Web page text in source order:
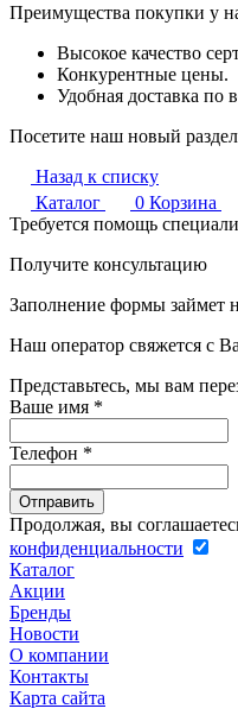
Преимущества покупки у
Высокое качество
Конкурентные цены.
Удобная доставка по
Посетите наш новый
Назад к списку
Каталог
0 Корзина
Требуется помощь
Получите консультацию
Заполнение формы займет
Наш оператор свяжется с
Представьтесь, мы вам
Ваше имя *
Телефон *
Продолжая, вы
конфиденциальности
Каталог
Акции
Бренды
Новости
О компании
Контакты
Карта сайта